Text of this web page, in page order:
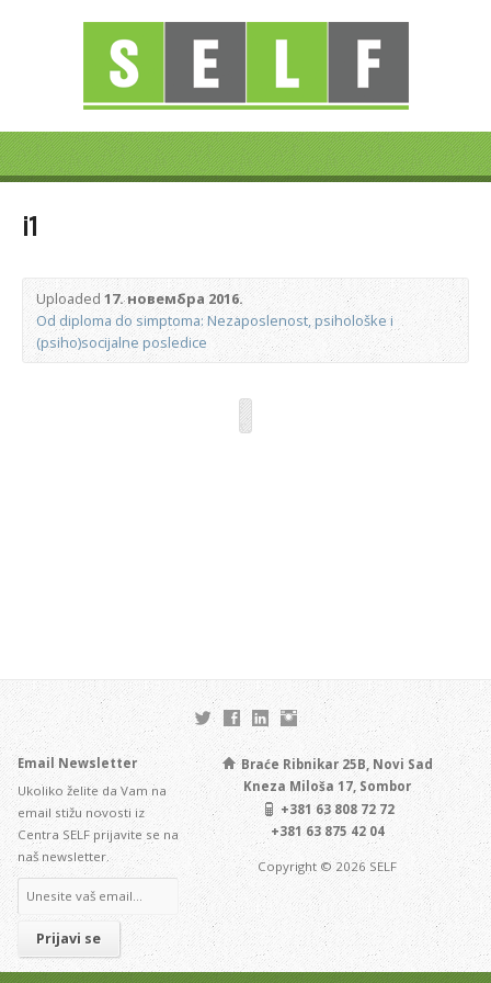
i1
Uploaded17. новембра 2016.
Od diploma do simptoma: Nezaposlenost, psihološke i
(psiho)socijalne posledice
Email Newsletter
Ukoliko želite da Vam na
email stižu novosti iz
Centra SELF prijavite se na
naš newsletter.
Braće Ribnikar 25B, Novi Sad
Kneza Miloša 17, Sombor
+381 63 808 72 72
+381 63 875 42 04
Copyright © 2026 SELF